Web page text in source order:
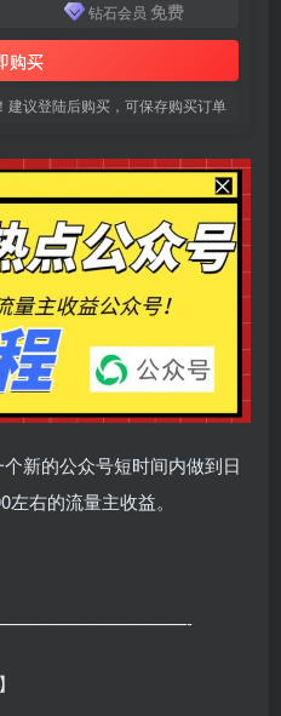
钻石会员 免费
购买
建议登陆后购买，可保存购买订单
新的公众号短时间内做到日
右的流量主收益。